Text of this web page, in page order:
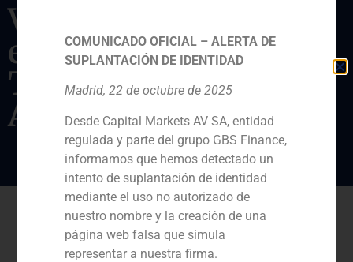
Valoración de la
empresa Computer
Technology
Associates
COMUNICADO OFICIAL – ALERTA DE
SUPLANTACIÓN DE IDENTIDAD
Madrid, 22 de octubre de 2025
Desde Capital Markets AV SA, entidad
regulada y parte del grupo GBS Finance,
informamos que hemos detectado un
intento de suplantación de identidad
mediante el uso no autorizado de
nuestro nombre y la creación de una
página web falsa que simula
representar a nuestra firma.